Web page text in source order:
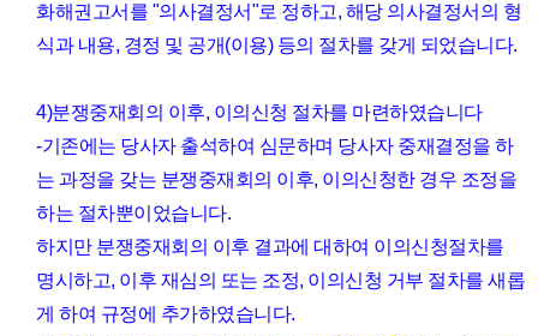
화해권고서를 "의사결정서"로 정하고, 해당 의사결정서의 형
식과 내용, 경정 및 공개(이용) 등의 절차를 갖게 되었습니다.
4)분쟁중재회의 이후, 이의신청 절차를 마련하였습니다
-기존에는 당사자 출석하여 심문하며 당사자 중재결정을 하
는 과정을 갖는 분쟁중재회의 이후, 이의신청한 경우 조정을
하는 절차뿐이었습니다.
하지만 분쟁중재회의 이후 결과에 대하여 이의신청절차를
명시하고, 이후 재심의 또는 조정, 이의신청 거부 절차를 새롭
게 하여 규정에 추가하였습니다.